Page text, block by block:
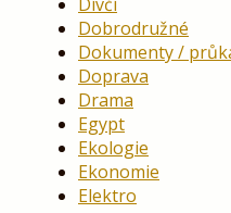
Dívčí
Dobrodružné
Dokumenty /
Doprava
Drama
Egypt
Ekologie
Ekonomie
Elektro